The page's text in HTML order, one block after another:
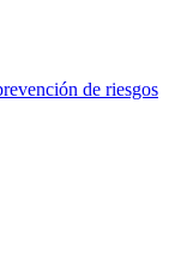
de riesgos